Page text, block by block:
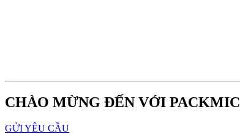
CHÀO MỪNG ĐẾN VỚI PACKMIC
GỬI YÊU CẦU